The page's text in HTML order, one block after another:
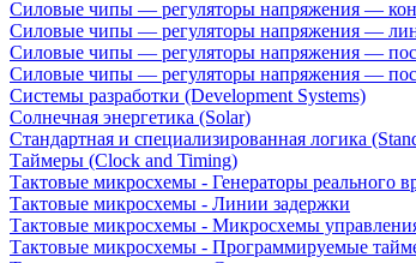
Силовые чипы — регуляторы напряжения —
Силовые чипы — регуляторы напряжения —
Силовые чипы — регуляторы напряжения —
Силовые чипы — регуляторы напряжения —
Системы разработки (Development Systems)
Солнечная энергетика (Solar)
Стандартная и специализированная логика
Таймеры (Clock and Timing)
Тактовые микросхемы - Генераторы реального
Тактовые микросхемы - Линии задержки
Тактовые микросхемы - Микросхемы
Тактовые микросхемы - Программируемые